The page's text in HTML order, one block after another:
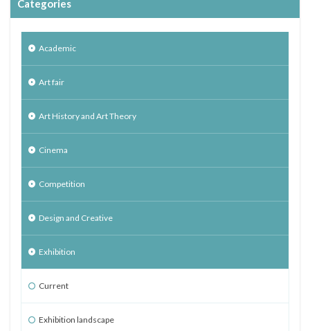
Categories
Academic
Art fair
Art History and Art Theory
Cinema
Competition
Design and Creative
Exhibition
Current
Exhibition landscape